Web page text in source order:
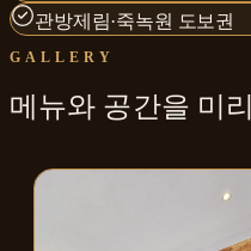
관방제림·죽녹원 도보권
GALLERY
메뉴와 공간을 미리